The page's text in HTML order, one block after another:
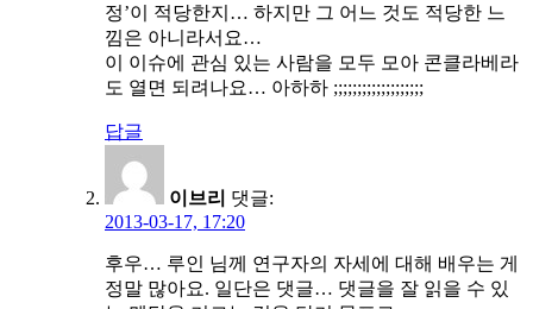
정’이 적당한지… 하지만 그 어느 것도 적당한 느
낌은 아니라서요…
이 이슈에 관심 있는 사람을 모두 모아 콘클라베라
도 열면 되려나요… 아하하 ;;;;;;;;;;;;;;;;;;;
답글
이브리 댓글:
2013-03-17, 17:20
후우… 루인 님께 연구자의 자세에 대해 배우는 게
정말 많아요. 일단은 댓글… 댓글을 잘 읽을 수 있